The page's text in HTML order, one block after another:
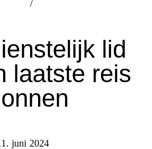
/
lid
laatste reis
juni 2024